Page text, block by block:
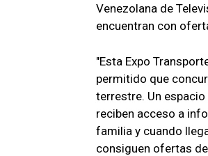
Venezolana de
encuentran con
"Esta Expo
permitido que
terrestre. Un
reciben acceso a
familia y cuando
consiguen ofertas